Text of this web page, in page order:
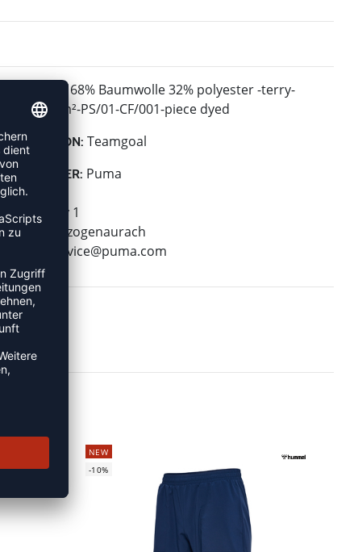
68% Baumwolle 32% polyester -terry-
280.00 g/m²-PS/01-CF/001-piece dyed
KOLLEKTION: Teamgoal
HERSTELLER: Puma
Puma SE
Puma Way 1
91074 Herzogenaurach
service@puma.com
NEW
-10%